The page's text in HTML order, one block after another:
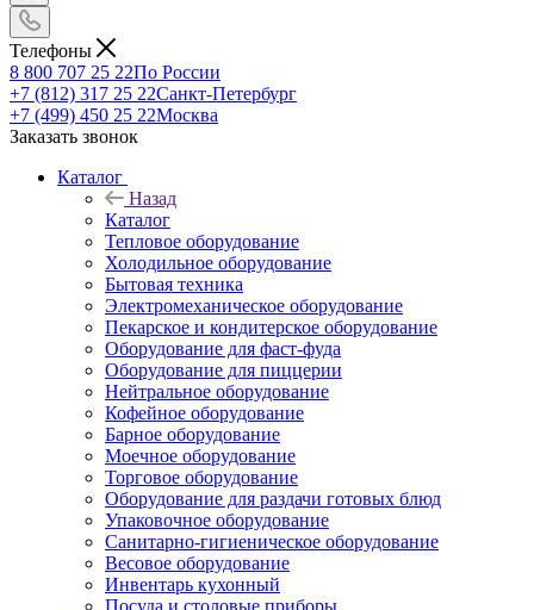
Телефоны
8 800 707 25 22По России
+7 (812) 317 25 22Санкт-Петербург
+7 (499) 450 25 22Москва
Заказать звонок
Каталог
Назад
Каталог
Тепловое оборудование
Холодильное оборудование
Бытовая техника
Электромеханическое оборудование
Пекарское и кондитерское оборудование
Оборудование для фаст-фуда
Оборудование для пиццерии
Нейтральное оборудование
Кофейное оборудование
Барное оборудование
Моечное оборудование
Торговое оборудование
Оборудование для раздачи готовых блюд
Упаковочное оборудование
Санитарно-гигиеническое оборудование
Весовое оборудование
Инвентарь кухонный
Посуда и столовые приборы